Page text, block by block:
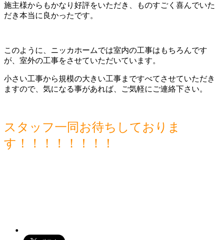
施主様からもかなり好評をいただき、ものすごく喜んでいた
だき本当に良かったです。
このように、ニッカホームでは室内の工事はもちろんです
が、室外の工事をさせていただいています。
小さい工事から規模の大きい工事まですべてさせていただき
ますので、気になる事があれば、ご気軽にご連絡下さい。
スタッフ一同お待ちしておりま
す！！！！！！！！